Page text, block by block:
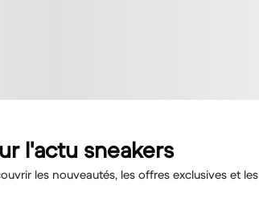
l'actu sneakers
les nouveautés, les offres exclusives et les